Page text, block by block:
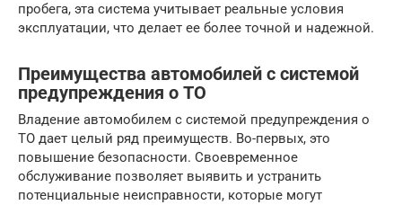
пробега, эта система учитывает реальные условия
эксплуатации, что делает ее более точной и надежной.
Преимущества автомобилей с системой
предупреждения о ТО
Владение автомобилем с системой предупреждения о
ТО дает целый ряд преимуществ. Во-первых, это
повышение безопасности. Своевременное
обслуживание позволяет выявить и устранить
потенциальные неисправности, которые могут